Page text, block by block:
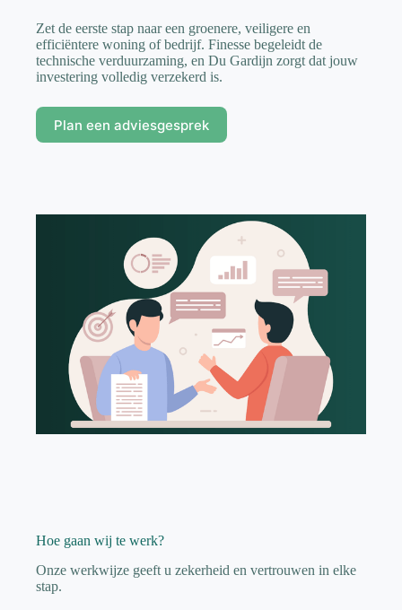
Zet de eerste stap naar een groenere, veiligere en
efficiëntere woning of bedrijf. Finesse begeleidt de
technische verduurzaming, en Du Gardijn zorgt dat jouw
investering volledig verzekerd is.
Plan een adviesgesprek
Hoe gaan wij te werk?
Onze werkwijze geeft u zekerheid en vertrouwen in elke
stap.